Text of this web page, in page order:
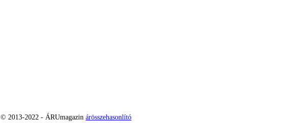
© 2013-2022 - ÁRUmagazin árösszehasonlító